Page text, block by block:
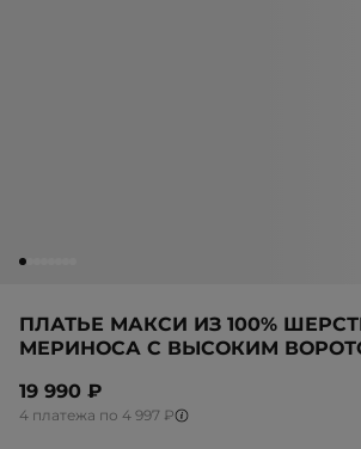
ПЛАТЬЕ МАКСИ ИЗ 100%
МЕРИНОСА С ВЫСОКИМ
19 990 ₽
4 платежа по 4 997 ₽